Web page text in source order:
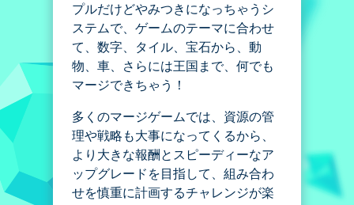
プルだけどやみつきになっちゃうシ
ステムで、ゲームのテーマに合わせ
て、数字、タイル、宝石から、動
物、車、さらには王国まで、何でも
マージできちゃう！
多くのマージゲームでは、資源の管
理や戦略も大事になってくるから、
より大きな報酬とスピーディーなア
ップグレードを目指して、組み合わ
せを慎重に計画するチャレンジが楽